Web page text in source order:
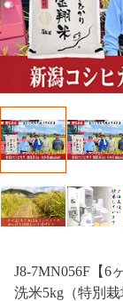
J8-7MN056F【6
洗米5kg（特別栽